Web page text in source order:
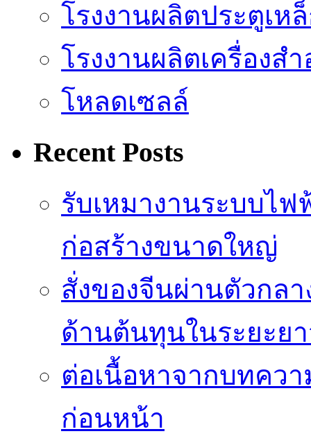
โรงงานผลิตประตูเห
โรงงานผลิตเครื่องสำ
โหลดเซลล์
Recent Posts
รับเหมางานระบบไ
ก่อสร้างขนาดใหญ่
สั่งของจีนผ่านตัวกลา
ด้านต้นทุนในระยะย
ต่อเนื้อหาจากบทคว
ก่อนหน้า